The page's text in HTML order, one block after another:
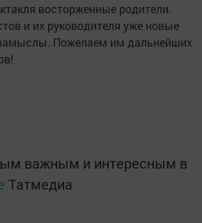
восторженные родители.
и их руководителя уже новые
Пожелаем им дальнейших
важным и интересным в
Татмедиа